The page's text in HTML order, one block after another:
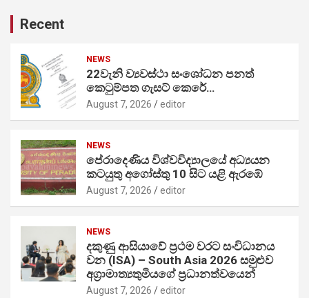
Recent
NEWS
22වැනි ව්‍යවස්ථා සංශෝධන පනත්
කෙටුම්පත ගැසට් කෙරේ…
August 7, 2026 editor
NEWS
පේරාදෙණිය විශ්වවිද්‍යාලයේ අධ්‍යයන
කටයුතු අගෝස්තු 10 සිට යළි ඇරඹේ
August 7, 2026 editor
NEWS
දකුණු ආසියාවේ ප්‍රථම වරට සංවිධානය
වන (ISA) – South Asia 2026 සමුළුව
අග්‍රාමාත්‍යතුමියගේ ප්‍රධානත්වයෙන්
August 7, 2026 editor